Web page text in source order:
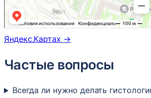
Яндекс.Картах →
Частые вопросы
Всегда ли нужно делать